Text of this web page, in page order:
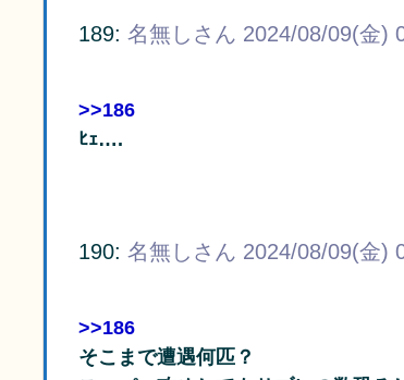
189: 名無しさん 2024/08/09(金)
>>186
ﾋｪ….
190: 名無しさん 2024/08/09(金)
>>186
そこまで遭遇何匹？